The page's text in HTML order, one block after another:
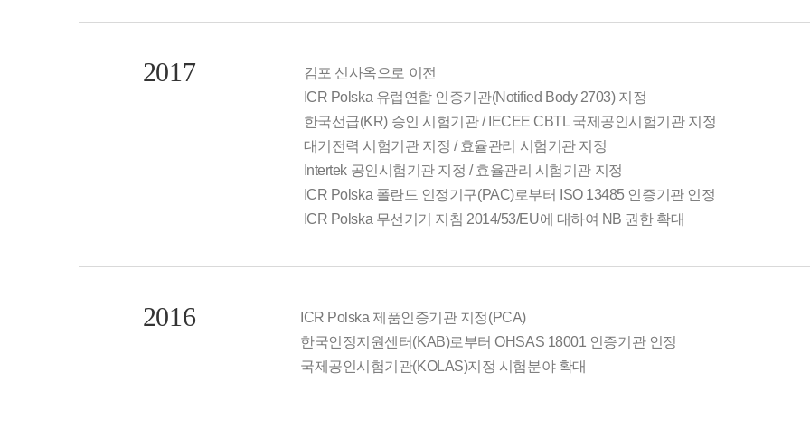
2017
김포 신사옥으로 이전
ICR Polska 유럽연합 인증기관(Notified Body 2703) 지정
한국선급(KR) 승인 시험기관 / IECEE CBTL 국제공인시험기관 지정
대기전력 시험기관 지정 / 효율관리 시험기관 지정
Intertek 공인시험기관 지정 / 효율관리 시험기관 지정
ICR Polska 폴란드 인정기구(PAC)로부터 ISO 13485 인증기관 인정
ICR Polska 무선기기 지침 2014/53/EU에 대하여 NB 권한 확대
2016
ICR Polska 제품인증기관 지정(PCA)
한국인정지원센터(KAB)로부터 OHSAS 18001 인증기관 인정
국제공인시험기관(KOLAS)지정 시험분야 확대